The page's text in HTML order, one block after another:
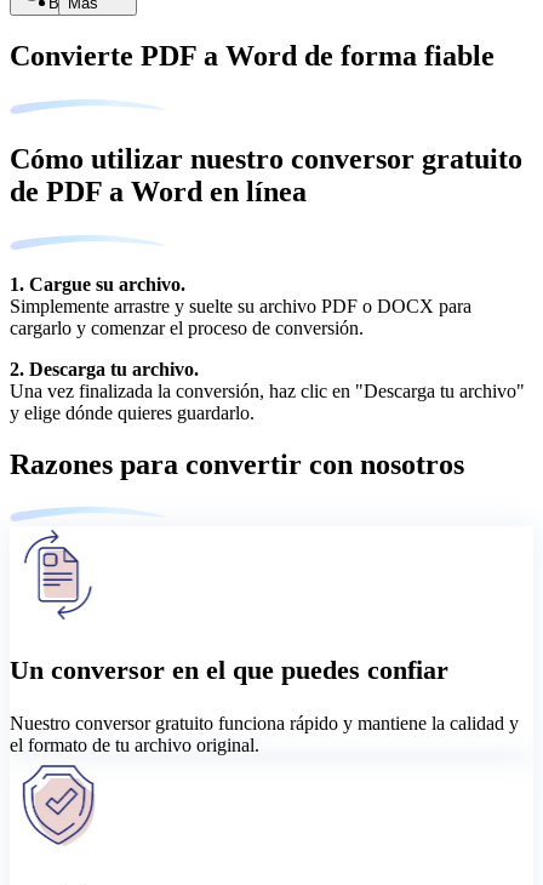
Convierte PDF a Word de forma fiable
Cómo utilizar nuestro conversor gratuito
de PDF a Word en línea
1. Cargue su archivo.
Simplemente arrastre y suelte su archivo PDF o DOCX para
cargarlo y comenzar el proceso de conversión.
2. Descarga tu archivo.
Una vez finalizada la conversión, haz clic en "Descarga tu archivo"
y elige dónde quieres guardarlo.
Razones para convertir con nosotros
Un conversor en el que puedes confiar
Nuestro conversor gratuito funciona rápido y mantiene la calidad y
el formato de tu archivo original.